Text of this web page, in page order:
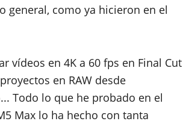
general, como ya hicieron en el
vídeos en 4K a 60 fps en Final Cut
en RAW desde
Todo lo que he probado en el
Max lo ha hecho con tanta